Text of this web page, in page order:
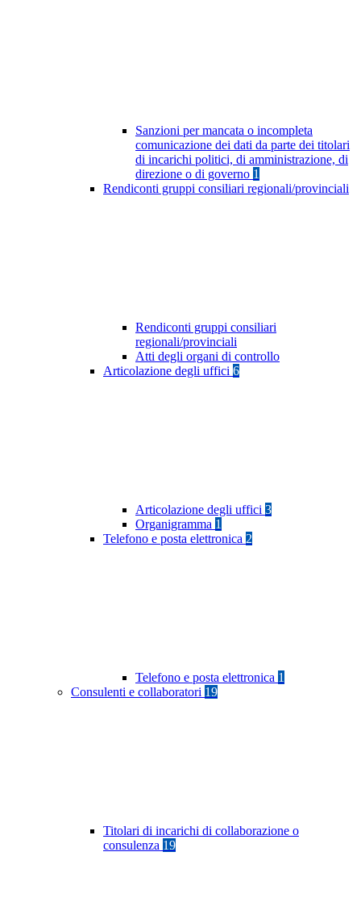
Sanzioni per mancata o incompleta
comunicazione dei dati da parte dei titolari
di incarichi politici, di amministrazione, di
direzione o di governo 1
Rendiconti gruppi consiliari regionali/provinciali
Rendiconti gruppi consiliari
regionali/provinciali
Atti degli organi di controllo
Articolazione degli uffici 6
Articolazione degli uffici 3
Organigramma 1
Telefono e posta elettronica 2
Telefono e posta elettronica 1
Consulenti e collaboratori 19
Titolari di incarichi di collaborazione o
consulenza 19